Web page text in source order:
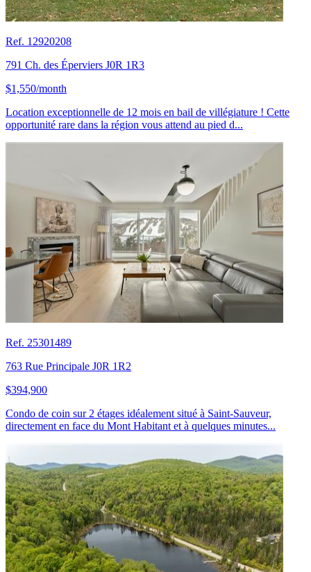
Ref. 12920208
791 Ch. des Éperviers J0R 1R3
$1,550/month
Location exceptionnelle de 12 mois en bail de villégiature ! Cette
opportunité rare dans la région vous attend au pied d...
Ref. 25301489
763 Rue Principale J0R 1R2
$394,900
Condo de coin sur 2 étages idéalement situé à Saint-Sauveur,
directement en face du Mont Habitant et à quelques minutes...